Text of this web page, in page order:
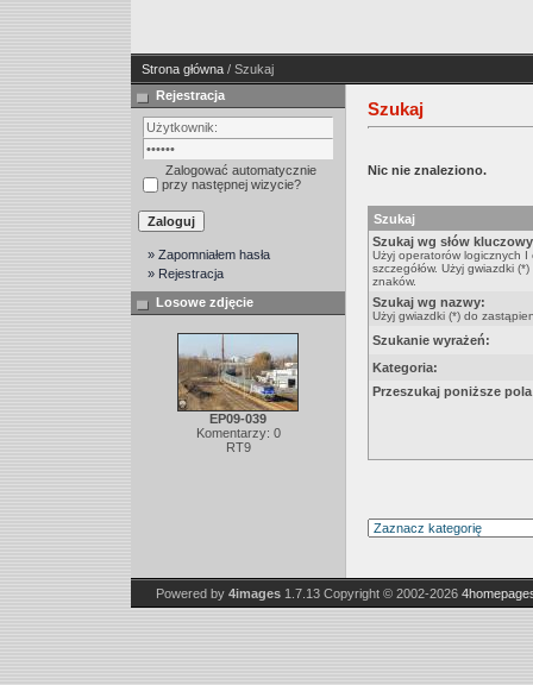
Strona główna / Szukaj
Rejestracja
Zalogować automatycznie
przy następnej wizycie?
» Zapomniałem hasła
» Rejestracja
Losowe zdjęcie
EP09-039
Komentarzy: 0
RT9
Szukaj
Nic nie znaleziono.
Szukaj
Szukaj wg słów
Użyj operatorów logicznych
szczegółów. Użyj gwiazdki
znaków.
Szukaj wg nazwy:
Użyj gwiazdki (*) do
Szukanie wyrażeń:
Kategoria:
Przeszukaj poniższe
Powered by 4images 1.7.13 Copyright © 2002-2026